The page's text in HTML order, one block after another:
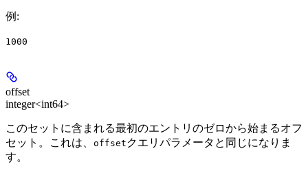
例 :
1000
offset
integer<int64>
このセットに含まれる最初のエントリのゼロから始まるオフ
セット。これは、 offset クエリパラメータと同じになりま
す。